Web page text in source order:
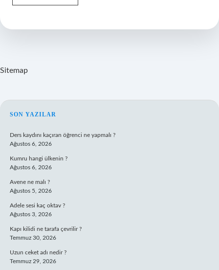
Kirliliği
Çeşitleri
Sitemap
SIDEBAR
SON YAZILAR
Ders kaydını kaçıran öğrenci ne yapmalı ?
Ağustos 6, 2026
Kumru hangi ülkenin ?
Ağustos 6, 2026
Avene ne malı ?
Ağustos 5, 2026
Adele sesi kaç oktav ?
Ağustos 3, 2026
Kapı kilidi ne tarafa çevrilir ?
Temmuz 30, 2026
Uzun ceket adı nedir ?
Temmuz 29, 2026